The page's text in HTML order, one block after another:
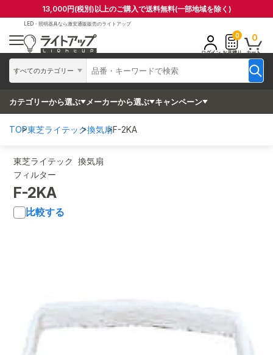
13,000円(税別)以上のご購入で送料無料(一部地域を除く)
LED・照明器具なら激安通販販売のライトアップ
すべてのカテゴリー
ログイン
0
お見積り
0
カート
カテゴリーから選ぶ メーカーから選ぶ キャンペーン
TOP東芝ライテック換気扇F-2KA
東芝ライテック 換気扇
フィルター
F-2KA
比較する